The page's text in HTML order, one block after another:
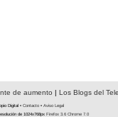
de aumento | Los Blogs del
Digital • Contacto • Aviso Legal
de 1024x768px Firefox 3.6 Chrome 7.0